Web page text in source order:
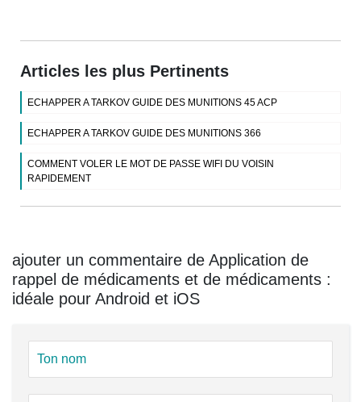
Articles les plus Pertinents
ECHAPPER A TARKOV GUIDE DES MUNITIONS 45 ACP
ECHAPPER A TARKOV GUIDE DES MUNITIONS 366
COMMENT VOLER LE MOT DE PASSE WIFI DU VOISIN
RAPIDEMENT
ajouter un commentaire de Application de
rappel de médicaments et de médicaments :
idéale pour Android et iOS